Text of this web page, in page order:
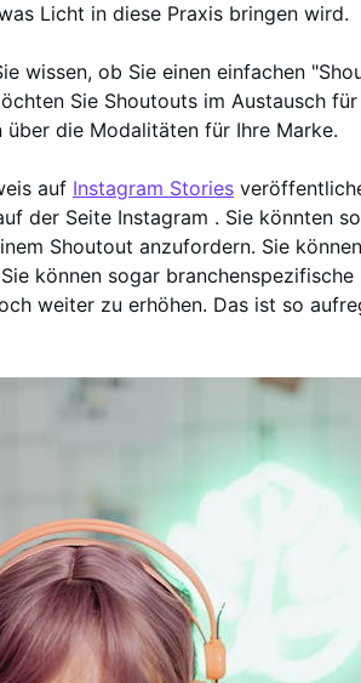
Licht in diese Praxis bringen wird.
wissen, ob Sie einen einfachen
Sie Shoutouts im Austausch
die Modalitäten für Ihre Marke.
auf Instagram Stories
der Seite Instagram . Sie könnten
Shoutout anzufordern. Sie
können sogar branchenspezifische
weiter zu erhöhen. Das ist so